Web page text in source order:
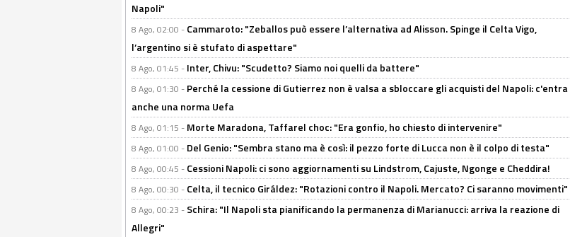
Napoli"
8 Ago, 02:00 - Cammaroto: "Zeballos può essere l’alternativa ad Alisson. Spinge il Celta Vigo,
l’argentino si è stufato di aspettare"
8 Ago, 01:45 - Inter, Chivu: "Scudetto? Siamo noi quelli da battere"
8 Ago, 01:30 - Perché la cessione di Gutierrez non è valsa a sbloccare gli acquisti del Napoli: c'entra
anche una norma Uefa
8 Ago, 01:15 - Morte Maradona, Taffarel choc: "Era gonfio, ho chiesto di intervenire"
8 Ago, 01:00 - Del Genio: "Sembra stano ma è così: il pezzo forte di Lucca non è il colpo di testa"
8 Ago, 00:45 - Cessioni Napoli: ci sono aggiornamenti su Lindstrom, Cajuste, Ngonge e Cheddira!
8 Ago, 00:30 - Celta, il tecnico Giráldez: "Rotazioni contro il Napoli. Mercato? Ci saranno movimenti"
8 Ago, 00:23 - Schira: "Il Napoli sta pianificando la permanenza di Marianucci: arriva la reazione di
Allegri"